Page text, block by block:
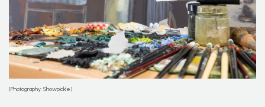
(Photography: Showpickle)